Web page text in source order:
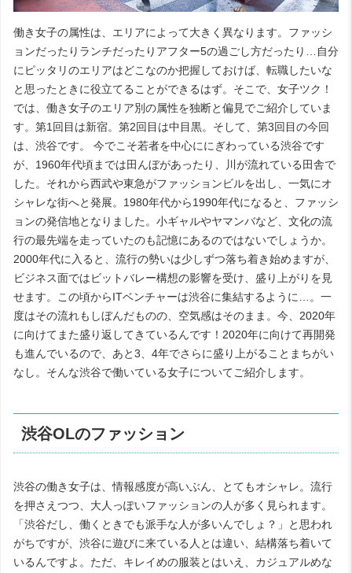
働き女子の属性は、エリアによって大きく異なります。ファッシ
ョンだったりランチだったりアフター5の過ごし方だったり…自分
にピッタリのエリアはどこなのか把握しておけば、転職したいな
と思ったときに役立てることができるはず。そこで、女子ツク！
では、働き女子のエリア別の属性を独断と偏見でご紹介していま
す。第1回目は新宿。第2回目は中目黒。そして、第3回目の今回
は、渋谷です。 今でこそ若者を中心ににぎわっている渋谷です
が、1960年代頃までは田んぼがあったり、川が流れている田舎で
した。それから西武や東急がファッションビルを出し、一気にオ
シャレな街へと発展。1980年代から1990年代になると、ファッシ
ョンの発信地となりました。小ギャルやヤマンバなど、文化の流
行の最先端を走っていたのも記憶にあるのではないでしょうか。
2000年代に入ると、流行の勢いは少しずつ落ち着き始めますが、
ビジネス面ではビットバレー構想の影響を受け、盛り上がりを見
せます。この頃からITベンチャーは渋谷に集結するように…。一
度はその流れもしぼんだものの、空気感はそのまま。今、2020年
に向けてまた盛り返してきているんです！2020年に向けて再開発
も進んでいるので、あと3、4年でさらに盛り上がることまちがい
なし。そんな渋谷で働いている女子についてご紹介します。
渋谷OLのファッション
渋谷の働き女子は、情報感度が高いぶん、とてもオシャレ。流行
を押さえつつ、大人っぽいファッションの人が多く見られます。
「渋谷だし、働くときでも派手な人が多いんでしょ？」と思われ
がちですが、渋谷に遊びに来ている人とは違い、結構落ち着いて
いるんですよ。ただ、キレイめの服装とはいえ、カジュアルめな